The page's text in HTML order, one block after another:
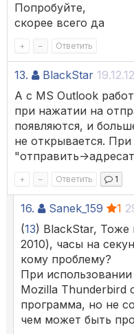
Попробуйте,
скорее всего да
+ – Ответить
13. BlackStar
А с MS Outlook
при нажатии на
появляются, и
не открывается.
"отправить-
+ – Ответить 1
16. Sanek_159 1
(13) BlackStar, Тоже
2010), часы на
кому проблему?
При
Mozilla Thunderbird
программа, но не
чем может быть